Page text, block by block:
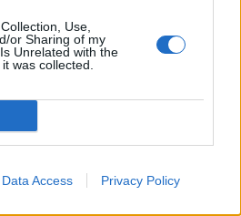
Use,
or Sharing of my
Unrelated with the
was collected.
Data Access Privacy Policy
7.
ha jobban akarod érezni magad